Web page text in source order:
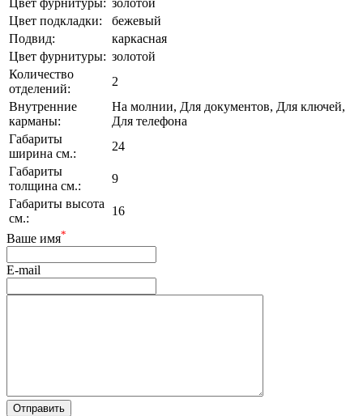
Цвет подкладки:
бежевый
Подвид:
каркасная
Цвет фурнитуры: золотой
Количество
отделений:
2
Внутренние
карманы:
На молнии, Для документов, Для ключей,
Для телефона
Габариты
ширина см.:
24
Габариты
толщина см.:
9
Габариты высота
см.:
16
Ваше имя*
E-mail